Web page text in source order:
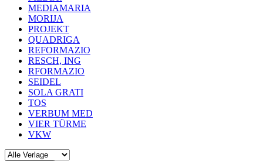
MEDIAMARIA
MORIJA
PROJEKT
QUADRIGA
REFORMAZIO
RESCH, ING
RFORMAZIO
SEIDEL
SOLA GRATI
TOS
VERBUM MED
VIER TÜRME
VKW